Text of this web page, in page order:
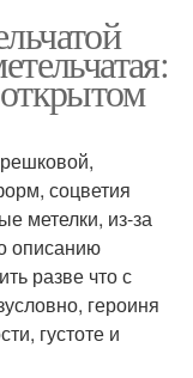
соцветия
метелки, из-за
описанию
разве что с
героиня
густоте и